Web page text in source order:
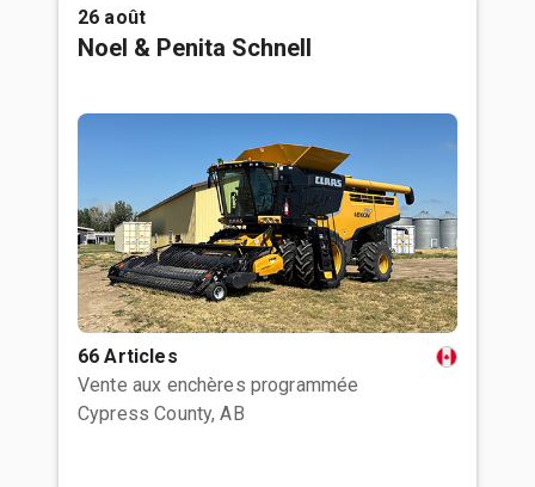
26 août
Noel & Penita Schnell
66 Articles
Vente aux enchères programmée
Cypress County, AB